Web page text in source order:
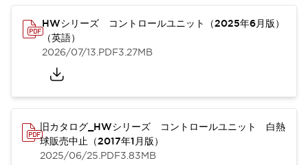
HWシリーズ コントロールユニット（2025年6月版）
（英語）
2026/07/13.PDF3.27MB
旧カタログ_HWシリーズ コントロールユニット 白熱
球販売中止（2017年1月版）
2025/06/25.PDF3.83MB